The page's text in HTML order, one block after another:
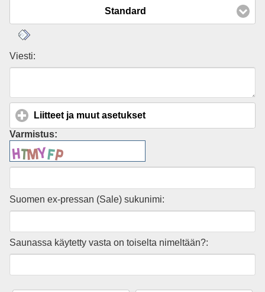
Standard
Viesti:
Liitteet ja muut asetukset
Varmistus:
Suomen ex-pressan (Sale) sukunimi:
Saunassa käytetty vasta on toiselta nimeltään?: